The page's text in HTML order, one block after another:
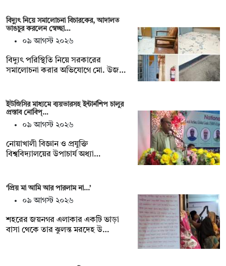
বিদ্যুৎ নিয়ে সমালোচনা বিচারকের, আদালত
ভাঙচুর করলেন স্বেচ্ছা…
০৯ আগস্ট ২০২৬
বিদ্যুৎ পরিস্থিতি নিয়ে সরকারের
সমালোচনা করার অভিযোগে মো. উজ…
ইউজিসির মাধ্যমে ব্যয়ভারসহ ইন্টার্নশিপ চালুর
প্রস্তাব নোবিপ্…
০৯ আগস্ট ২০২৬
নোয়াখালী বিজ্ঞান ও প্রযুক্তি
বিশ্ববিদ্যালয়ের উপাচার্য অধ্যা…
‘প্রিয় মা আমি আর পারলাম না...’
০৯ আগস্ট ২০২৬
শহরের জয়নগর এলাকার একটি ভাড়া
বাসা থেকে তার ঝুলন্ত মরদেহ উ…